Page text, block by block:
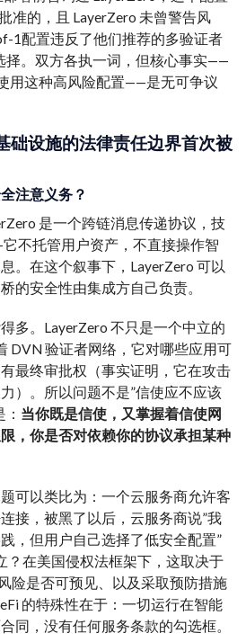
准的，且 LayerZero 未曾警告风
1配置违反了他们推荐的多验证者
择。双方各执一词，但核心事实——
用这种高风险配置——是无可争议
础设施的法律责任边界首次被
注意义务？
是一个跨链消息传递协议，技
不托管用户资产，不直接操作智
。在这个叙事下，LayerZero 可以
的安全性由集成方自己负责。
多。LayerZero 不只是一个中立的
DVN 验证者网络，它对哪些应用可
最终审批权（事实证明，它在攻击
）。所以问题不是”信使应不应该
当你既是信使，又掌握着信使网
，你是否对依赖你的协议承担某种
可以类比为：一个云服务商允许客
接，被黑了以后，云服务商说”我
，但用户自己选择了低安全配置”
在美国侵权法框架下，这取决于
险是否可预见、以及采取预防措施
的特殊性在于：一切运行在智能
同，没有任何服务条款的勾选框。